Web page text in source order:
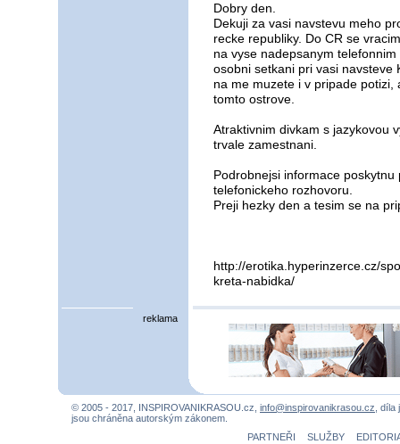
Dobry den.
Dekuji za vasi navstevu meho
recke republiky. Do CR se
na vyse nadepsanym
osobni setkani pri vasi navsteve
na me muzete i v pripade
tomto ostrove.
Atraktivnim divkam s jazykovou
trvale zamestnani.
Podrobnejsi informace
telefonickeho rozhovoru.
Preji hezky den a tesim se na
http://erotika.hyperinzerce.cz/
kreta-nabidka/
reklama
© 2005 - 2017, INSPIROVANIKRASOU.cz, info@inspirovanikrasou.cz ,
jsou chráněna autorským zákonem.
PARTNEŘI
SLUŽBY